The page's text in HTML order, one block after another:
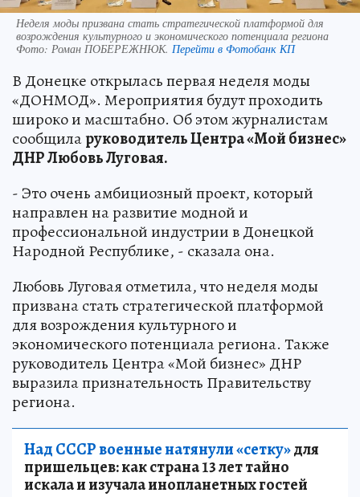
Неделя моды призвана стать стратегической платформой для
возрождения культурного и экономического потенциала региона
Фото: Роман ПОБЕРЕЖНЮК. Перейти в Фотобанк КП
В Донецке открылась первая неделя моды
«ДОНМОД». Мероприятия будут проходить
широко и масштабно. Об этом журналистам
сообщиларуководитель Центра «Мой бизнес»
ДНР Любовь Луговая.
- Это очень амбициозный проект, который
направлен на развитие модной и
профессиональной индустрии в Донецкой
Народной Республике, - сказала она.
Любовь Луговая отметила, что неделя моды
призвана стать стратегической платформой
для возрождения культурного и
экономического потенциала региона. Также
руководитель Центра «Мой бизнес» ДНР
выразила признательность Правительству
региона.
Над СССР военные натянули «сетку»для
пришельцев: как страна 13 лет тайно
искала и изучала инопланетных гостей